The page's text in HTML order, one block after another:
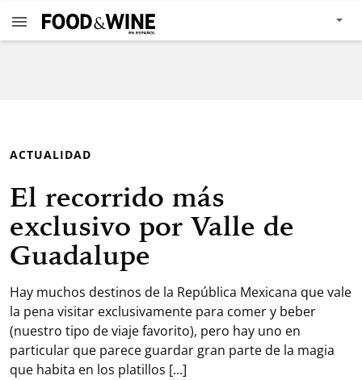
ACTUALIDAD
El recorrido más
exclusivo por Valle de
Guadalupe
Hay muchos destinos de la República Mexicana que vale
la pena visitar exclusivamente para comer y beber
(nuestro tipo de viaje favorito), pero hay uno en
particular que parece guardar gran parte de la magia
que habita en los platillos [...]